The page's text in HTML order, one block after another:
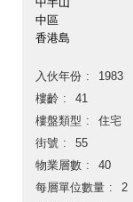
中區
香港島
入伙年份
1983
樓齡
41
樓盤類型
住宅
街號
55
物業層數
40
每層單位數量
2